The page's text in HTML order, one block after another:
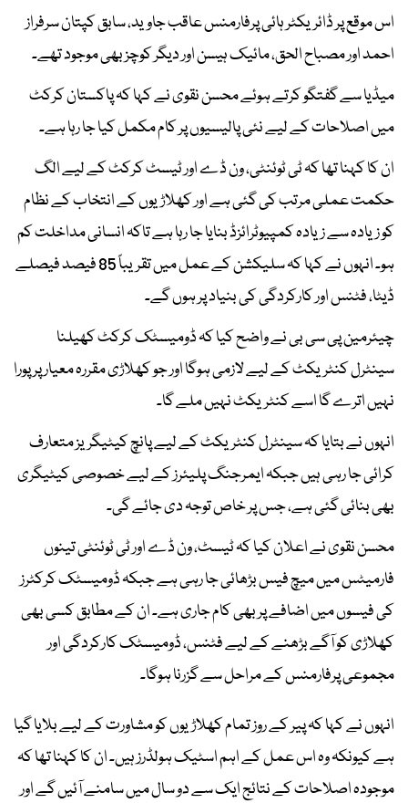
اس موقع پر ڈائریکٹر ہائی پرفارمنس عاقب جاوید، سابق کپتان سرفراز
احمد اور مصباح الحق، مائیک ہیسن اور دیگر کوچز بھی موجود تھے۔
میڈیا سے گفتگو کرتے ہوئے محسن نقوی نے کہا کہ پاکستان کرکٹ
میں اصلاحات کے لیے نئی پالیسیوں پر کام مکمل کیا جا رہا ہے۔
ان کا کہنا تھا کہ ٹی ٹوئنٹی، ون ڈے اور ٹیسٹ کرکٹ کے لیے الگ
حکمت عملی مرتب کی گئی ہے اور کھلاڑیوں کے انتخاب کے نظام
کو زیادہ سے زیادہ کمپیوٹرائزڈ بنایا جا رہا ہے تاکہ انسانی مداخلت کم
ہو۔ انہوں نے کہا کہ سلیکشن کے عمل میں تقریباً 85 فیصد فیصلے
ڈیٹا، فٹنس اور کارکردگی کی بنیاد پر ہوں گے۔
چیئرمین پی سی بی نے واضح کیا کہ ڈومیسٹک کرکٹ کھیلنا
سینٹرل کنٹریکٹ کے لیے لازمی ہوگا اور جو کھلاڑی مقررہ معیار پر پورا
نہیں اترے گا اسے کنٹریکٹ نہیں ملے گا۔
انہوں نے بتایا کہ سینٹرل کنٹریکٹ کے لیے پانچ کیٹیگریز متعارف
کرائی جا رہی ہیں جبکہ ایمرجنگ پلیئرز کے لیے خصوصی کیٹیگری
بھی بنائی گئی ہے، جس پر خاص توجہ دی جائے گی۔
محسن نقوی نے اعلان کیا کہ ٹیسٹ، ون ڈے اور ٹی ٹوئنٹی تینوں
فارمیٹس میں میچ فیس بڑھائی جا رہی ہے جبکہ ڈومیسٹک کرکٹرز
کی فیسوں میں اضافے پر بھی کام جاری ہے۔ ان کے مطابق کسی بھی
کھلاڑی کو آگے بڑھنے کے لیے فٹنس، ڈومیسٹک کارکردگی اور
مجموعی پرفارمنس کے مراحل سے گزرنا ہوگا۔
انہوں نے کہا کہ پیر کے روز تمام کھلاڑیوں کو مشاورت کے لیے بلایا گیا
ہے کیونکہ وہ اس عمل کے اہم اسٹیک ہولڈرز ہیں۔ ان کا کہنا تھا کہ
موجودہ اصلاحات کے نتائج ایک سے دو سال میں سامنے آئیں گے اور